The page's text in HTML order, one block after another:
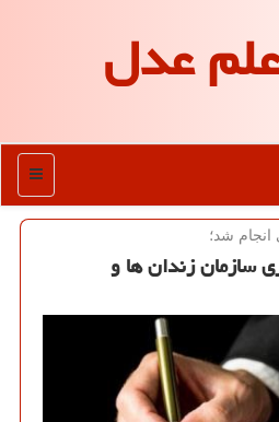
عدل
منو
شد؛
سازمان زندان ها و